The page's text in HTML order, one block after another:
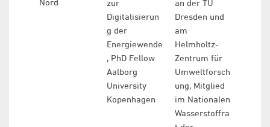
Nord
zur
Digitalisierun
g der
Energiewende
, PhD Fellow
Aalborg
University
Kopenhagen
an der TU
Dresden und
am
Helmholtz-
Zentrum für
Umweltforsch
ung, Mitglied
im Nationalen
Wasserstoffra